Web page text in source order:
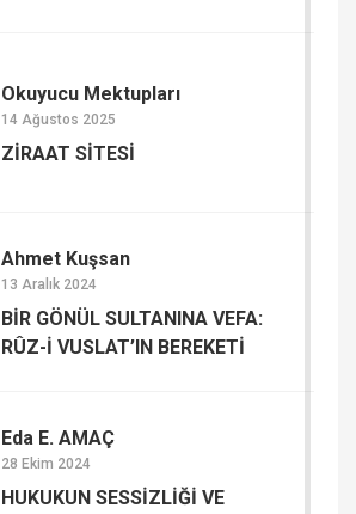
Okuyucu Mektupları
14 Ağustos 2025
ZİRAAT SİTESİ
Ahmet Kuşsan
13 Aralık 2024
BİR GÖNÜL SULTANINA VEFA:
RÛZ-İ VUSLAT’IN BEREKETİ
Eda E. AMAÇ
28 Ekim 2024
HUKUKUN SESSİZLİĞİ VE